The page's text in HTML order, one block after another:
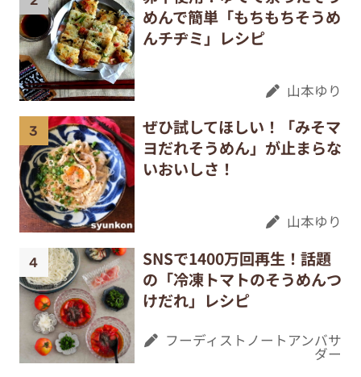
めんで簡単「もちもちそうめ
んチヂミ」レシピ
山本ゆり
ぜひ試してほしい！「みそマ
ヨだれそうめん」が止まらな
いおいしさ！
山本ゆり
SNSで1400万回再生！話題
の「冷凍トマトのそうめんつ
けだれ」レシピ
フーディストノートアンバサ
ダー